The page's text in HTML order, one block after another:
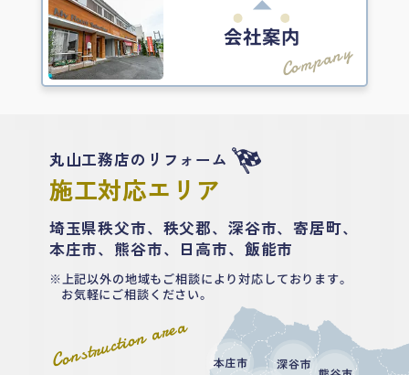
会社案内
Company
Construction area
丸山工務店のリフォーム
施工対応エリア
埼玉県秩父市、秩父郡、深谷市、寄居町、
本庄市、熊谷市、日高市、飯能市
上記以外の地域もご相談により対応しております。
お気軽にご相談ください。